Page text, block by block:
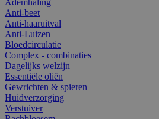
Anti-beet
Anti-haaruitval
Anti-Luizen
Bloedcirculatie
Complex - combinaties
Dagelijks welzijn
Essentiële oliën
Gewrichten & spieren
Huidverzorging
Verstuiver